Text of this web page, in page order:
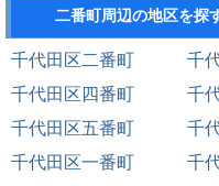
二番町周辺の地区を探
千代田区二番町
千
千代田区四番町
千
千代田区五番町
千
千代田区一番町
千